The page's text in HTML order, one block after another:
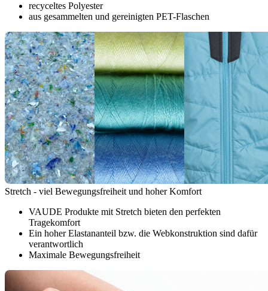
recyceltes Polyester
aus gesammelten und gereinigten PET-Flaschen
Stretch - viel Bewegungsfreiheit und hoher Komfort
VAUDE Produkte mit Stretch bieten den perfekten
Tragekomfort
Ein hoher Elastananteil bzw. die Webkonstruktion sind dafür
verantwortlich
Maximale Bewegungsfreiheit